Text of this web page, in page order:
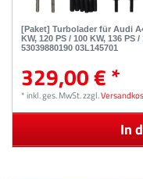
[Paket] Turbolader für Audi
KW, 120 PS / 100 KW, 136 PS
53039880190 03L145701
329,00 € *
*inkl. ges. MwSt.zzgl.
In